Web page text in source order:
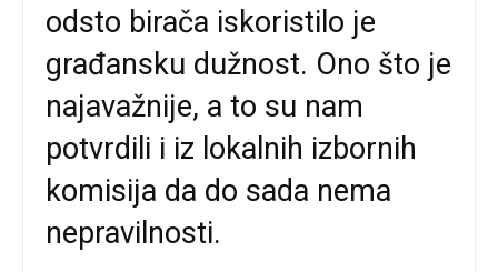
odsto birača iskoristilo je
građansku dužnost. Ono što je
najavažnije, a to su nam
potvrdili i iz lokalnih izbornih
komisija da do sada nema
nepravilnosti.